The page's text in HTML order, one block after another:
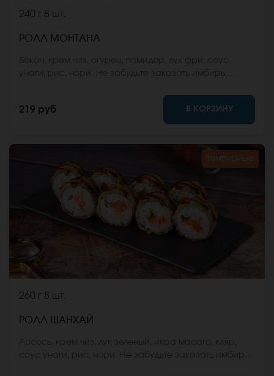
240 г 8 шт.
РОЛЛ МОНТАНА
заказа. *Внешний вид блюда может отличаться от
фото на сайте.
219 руб В КОРЗИНУ
темпурные
260 г 8 шт.
РОЛЛ ШАНХАЙ